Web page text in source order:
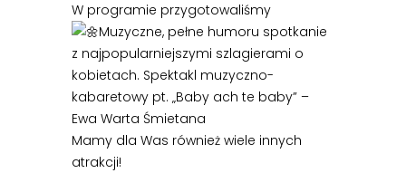
W programie przygotowaliśmy
Muzyczne, pełne humoru spotkanie
z najpopularniejszymi szlagierami o
kobietach. Spektakl muzyczno-
kabaretowy pt. „Baby ach te baby” –
Ewa Warta Śmietana
Mamy dla Was również wiele innych
atrakcji!